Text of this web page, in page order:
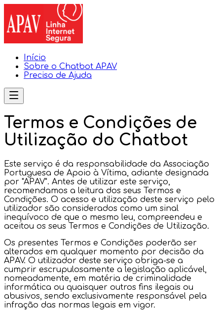
Início
Sobre o Chatbot APAV
Preciso de Ajuda
Termos e Condições de
Utilização do Chatbot
Este serviço é da responsabilidade da Associação
Portuguesa de Apoio à Vítima, adiante designada
por "APAV". Antes de utilizar este serviço,
recomendamos a leitura dos seus Termos e
Condições. O acesso e utilização deste serviço pelo
utilizador são considerados como um sinal
inequívoco de que o mesmo leu, compreendeu e
aceitou os seus Termos e Condições de Utilização.
Os presentes Termos e Condições poderão ser
alterados em qualquer momento por decisão da
APAV. O utilizador deste serviço obriga-se a
cumprir escrupulosamente a legislação aplicável,
nomeadamente, em matéria de criminalidade
informática ou quaisquer outros fins ilegais ou
abusivos, sendo exclusivamente responsável pela
infração das normas legais em vigor.